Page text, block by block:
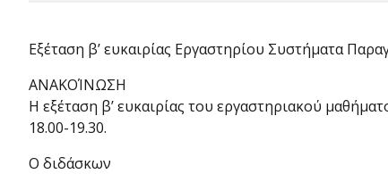
Εξέταση β’ ευκαιρίας Εργαστηρίου Συστήματα
ΑΝΑΚΟΊΝΩΣΗ
Η εξέταση β’ ευκαιρίας του εργαστηριακού
18.00-19.30.
Ο διδάσκων